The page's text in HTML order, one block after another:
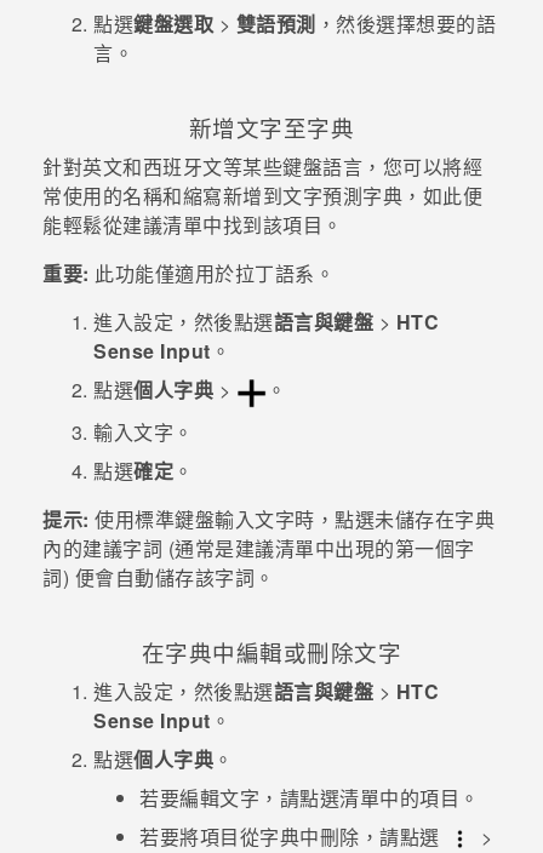
點選鍵盤選取 > 雙語預測 ，然後選擇想要的語
言。
新增文字至字典
針對英文和西班牙文等某些鍵盤語言，您可以將經
常使用的名稱和縮寫新增到文字預測字典，如此便
能輕鬆從建議清單中找到該項目。
重要: 此功能僅適用於拉丁語系。
進入設定 ，然後點選語言與鍵盤 > HTC
Sense Input 。
點選個人字典 >
。
輸入文字。
點選確定 。
提示: 使用標準鍵盤輸入文字時，點選未儲存在字典
內的建議字詞 (通常是建議清單中出現的第一個字
詞) 便會自動儲存該字詞。
在字典中編輯或刪除文字
進入設定 ，然後點選語言與鍵盤 > HTC
Sense Input 。
點選個人字典 。
若要編輯文字，請點選清單中的項目。
若要將項目從字典中刪除，請點選
>